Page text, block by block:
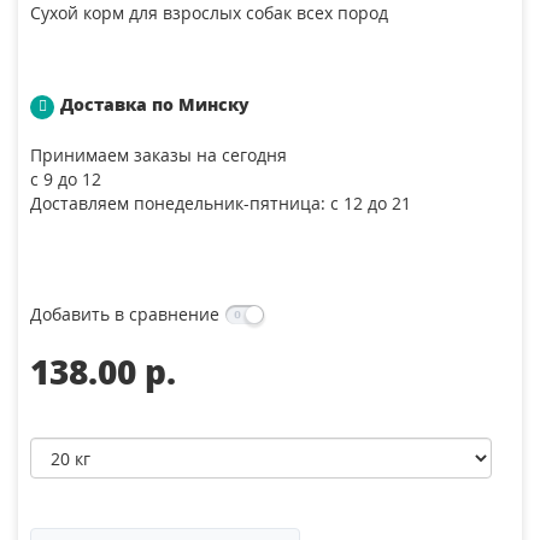
Сухой корм для взрослых собак всех пород
Доставка по Минску
Принимаем заказы на сегодня
с 9 до 12
Доставляем понедельник-пятница: с 12 до 21
Добавить в сравнение
138.00 p.